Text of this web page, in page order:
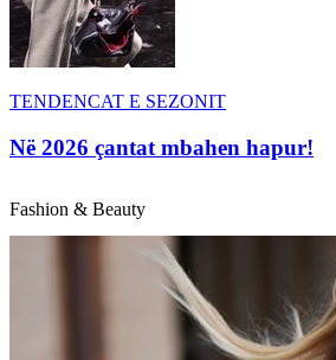
TENDENCAT E SEZONIT
Në 2026 çantat mbahen hapur!
Fashion & Beauty